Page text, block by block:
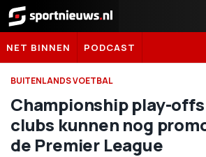
Sportnieuws.nl
NET BINNEN PODCAST
BUITENLANDS VOETBAL
Championship play-
clubs kunnen nog
de Premier League